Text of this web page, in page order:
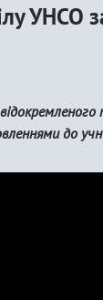
УНСО
до